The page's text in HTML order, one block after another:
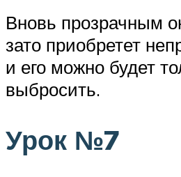
Вновь прозрачным
зато приобретет
и его можно будет
выбросить.
Урок №7